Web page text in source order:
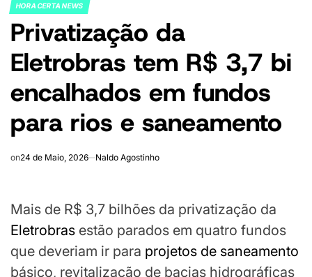
POSTED
IN
HORA CERTA NEWS
Privatização da
Eletrobras tem R$ 3,7 bi
encalhados em fundos
para rios e saneamento
on24 de Maio, 2026 Naldo Agostinho
Mais de R$ 3,7 bilhões da privatização da
Eletrobras estão parados em quatro fundos
que deveriam ir para projetos de saneamento
básico, revitalização de bacias hidrográficas